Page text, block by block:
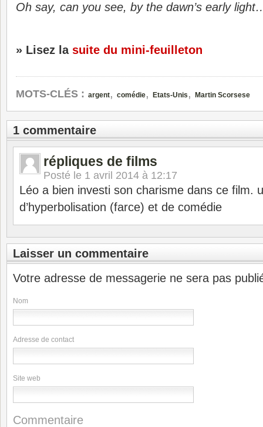
Oh say, can you see, by the dawn’s early
» Lisez la suite du mini-feuilleton
MOTS-CLÉS : argent, comédie, Etats-Unis , Martin Scorsese
1 commentaire
répliques de films
Posté le 1 avril 2014 à 12:17
Léo a bien investi son charisme dans ce film.
d’hyperbolisation (farce) et de comédie
Laisser un commentaire
Votre adresse de messagerie ne sera pas
Nom
Adresse de contact
Site web
Commentaire